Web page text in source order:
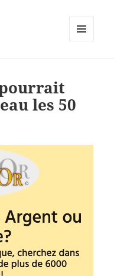
les 50